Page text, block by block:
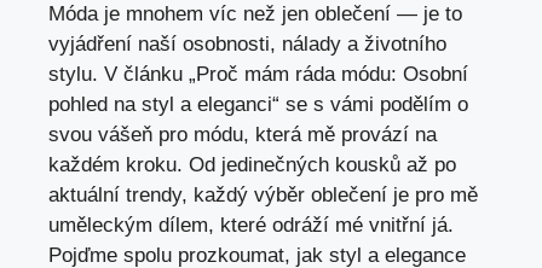
Móda je mnohem víc než jen oblečení — je⁤ to
vyjádření naší ‍osobnosti, nálady a životního
stylu. V článku „Proč mám ráda módu: Osobní
pohled na⁤ styl ​a eleganci“ se s vámi podělím o
svou vášeň pro módu, která mě provází‍ na
každém kroku. Od jedinečných kousků až po
aktuální trendy,⁢ každý výběr oblečení je pro mě
uměleckým dílem, které odráží mé vnitřní ⁢já.
Pojďme spolu prozkoumat,‌ jak styl a elegance